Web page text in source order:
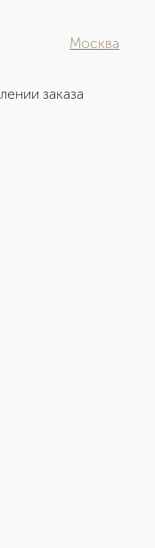
Москва
заказа